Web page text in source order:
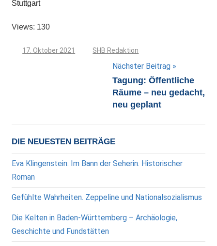
Stuttgart
Views: 130
17. Oktober 2021 SHB Redaktion
BeitragsnavigationNächster Beitrag
Tagung: Öffentliche
Räume – neu gedacht,
neu geplant
DIE NEUESTEN BEITRÄGE
Eva Klingenstein: Im Bann der Seherin. Historischer
Roman
Gefühlte Wahrheiten. Zeppeline und Nationalsozialismus
Die Kelten in Baden-Württemberg – Archäologie,
Geschichte und Fundstätten